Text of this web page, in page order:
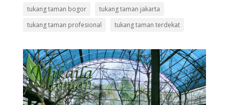
tukang taman bogor
tukang taman jakarta
tukang taman profesional
tukang taman terdekat